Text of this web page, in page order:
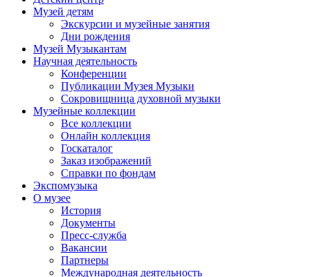
Музей детям
Экскурсии и музейные занятия
Дни рождения
Музей Музыкантам
Научная деятельность
Конференции
Публикации Музея Музыки
Сокровищница духовной музыки
Музейные коллекции
Все коллекции
Онлайн коллекция
Госкаталог
Заказ изображений
Справки по фондам
Экспомузыка
О музее
История
Документы
Пресс-служба
Вакансии
Партнеры
Международная деятельность